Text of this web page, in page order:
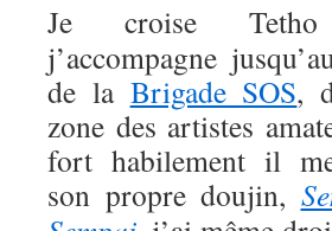
Je croise
j’accompagne
de la Brigade SOS,
zone des artistes
fort habilement il
son propre doujin,